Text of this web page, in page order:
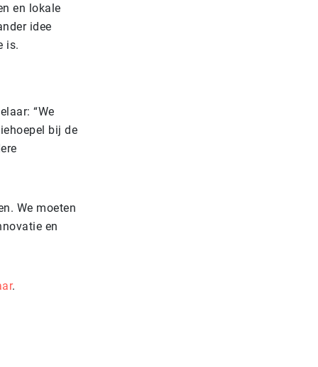
en lokale
idee
is.
“We
bij de
We moeten
en
.